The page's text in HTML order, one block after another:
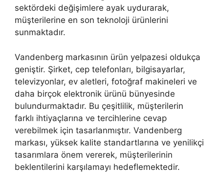
sektördeki değişimlere ayak uydurarak,
müşterilerine en son teknoloji ürünlerini
sunmaktadır.
Vandenberg markasının ürün yelpazesi oldukça
geniştir. Şirket, cep telefonları, bilgisayarlar,
televizyonlar, ev aletleri, fotoğraf makineleri ve
daha birçok elektronik ürünü bünyesinde
bulundurmaktadır. Bu çeşitlilik, müşterilerin
farklı ihtiyaçlarına ve tercihlerine cevap
verebilmek için tasarlanmıştır. Vandenberg
markası, yüksek kalite standartlarına ve yenilikçi
tasarımlara önem vererek, müşterilerinin
beklentilerini karşılamayı hedeflemektedir.